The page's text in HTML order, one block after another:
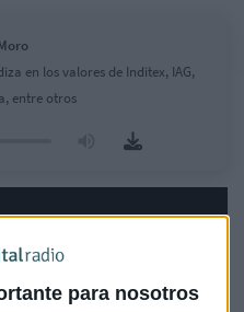
para nosotros
en los valores de Inditex, IAG,
entre otros